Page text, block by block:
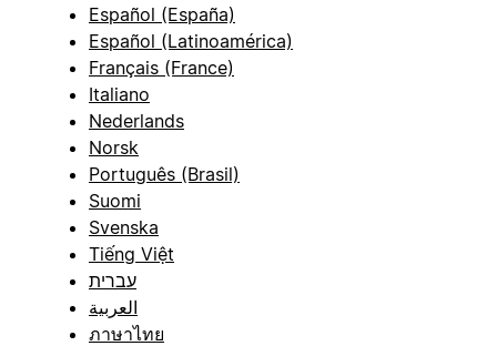
Español (España)
Español (Latinoamérica)
Français (France)
Italiano
Nederlands
Norsk
Português (Brasil)
Suomi
Svenska
Tiếng Việt
עברית
العربية
ภาษาไทย